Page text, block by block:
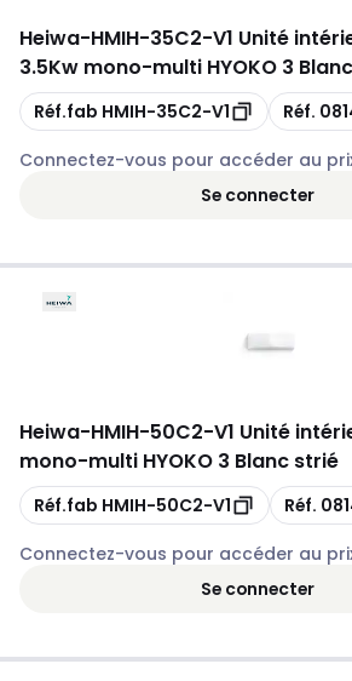
Heiwa-HMIH-35C2-V1 Unité
3.5Kw mono-multi HYOKO 3
Copie
Réf.fab HMIH-35C2-V1 Copie
Réf.
Connectez-vous pour accéder au
Se connecter
Heiwa-HMIH-50C2-V1 Unité
mono-multi HYOKO 3 Blanc strié
Copie
Réf.fab HMIH-50C2-V1 Copie
Réf.
Connectez-vous pour accéder au
Se connecter